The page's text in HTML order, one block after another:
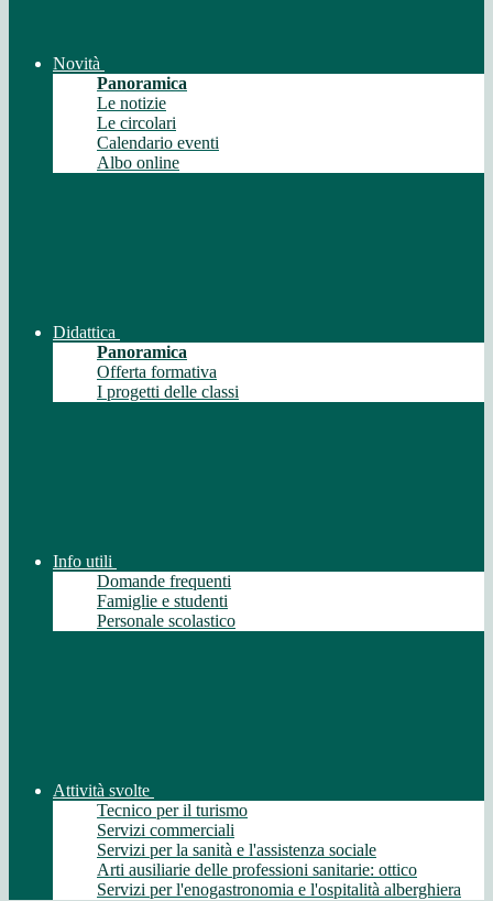
Novità
Panoramica
Le notizie
Le circolari
Calendario eventi
Albo online
Didattica
Panoramica
Offerta formativa
I progetti delle classi
Info utili
Domande frequenti
Famiglie e studenti
Personale scolastico
Attività svolte
Tecnico per il turismo
Servizi commerciali
Servizi per la sanità e l'assistenza sociale
Arti ausiliarie delle professioni sanitarie: ottico
Servizi per l'enogastronomia e l'ospitalità alberghiera